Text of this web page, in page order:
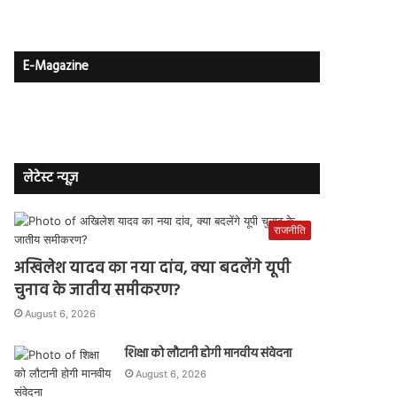
E-Magazine
लेटेस्ट न्यूज़
राजनीति
अखिलेश यादव का नया दांव, क्या बदलेंगे यूपी
चुनाव के जातीय समीकरण?
August 6, 2026
शिक्षा को लौटानी होगी मानवीय संवेदना
August 6, 2026